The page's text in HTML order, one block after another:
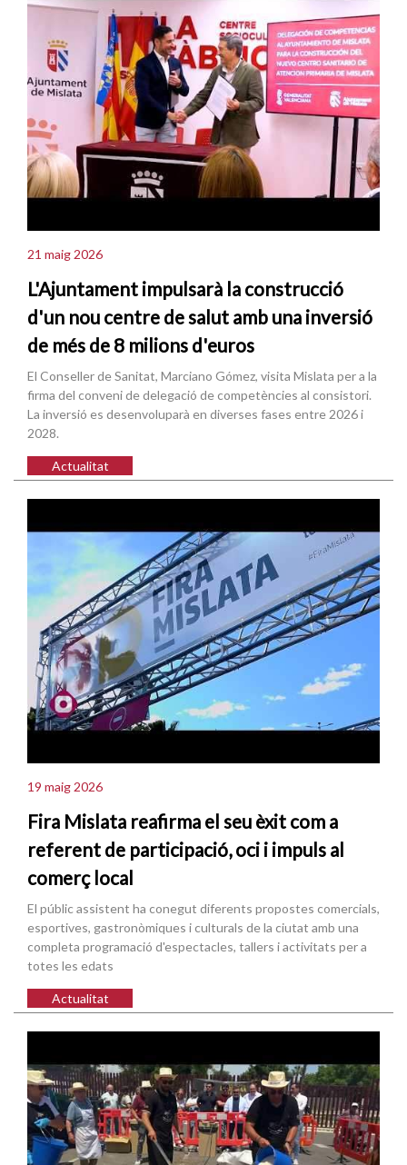
21 maig 2026
L'Ajuntament impulsarà la construcció
d'un nou centre de salut amb una inversió
de més de 8 milions d'euros
El Conseller de Sanitat, Marciano Gómez, visita Mislata per a la
firma del conveni de delegació de competències al consistori.
La inversió es desenvoluparà en diverses fases entre 2026 i
2028.
Actualitat
19 maig 2026
Fira Mislata reafirma el seu èxit com a
referent de participació, oci i impuls al
comerç local
El públic assistent ha conegut diferents propostes comercials,
esportives, gastronòmiques i culturals de la ciutat amb una
completa programació d'espectacles, tallers i activitats per a
totes les edats
Actualitat